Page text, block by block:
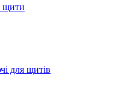
щити
для щитів